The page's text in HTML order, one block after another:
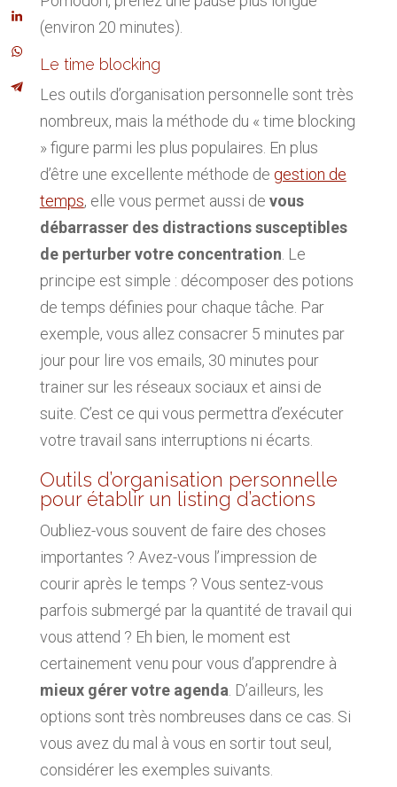
(environ 20 minutes).
Le time blocking
Les outils d’organisation personnelle sont très
nombreux, mais la méthode du « time blocking
» figure parmi les plus populaires. En plus
d’être une excellente méthode de gestion de
temps, elle vous permet aussi de vous
débarrasser des distractions susceptibles
de perturber votre concentration. Le
principe est simple : décomposer des potions
de temps définies pour chaque tâche. Par
exemple, vous allez consacrer 5 minutes par
jour pour lire vos emails, 30 minutes pour
trainer sur les réseaux sociaux et ainsi de
suite. C’est ce qui vous permettra d’exécuter
votre travail sans interruptions ni écarts.
Outils d’organisation personnelle
pour établir un listing d’actions
Oubliez-vous souvent de faire des choses
importantes ? Avez-vous l’impression de
courir après le temps ? Vous sentez-vous
parfois submergé par la quantité de travail qui
vous attend ? Eh bien, le moment est
certainement venu pour vous d’apprendre à
mieux gérer votre agenda. D’ailleurs, les
options sont très nombreuses dans ce cas. Si
vous avez du mal à vous en sortir tout seul,
considérer les exemples suivants.